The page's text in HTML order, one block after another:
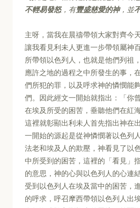
不輕易發怒，有豐盛慈愛的神，並
主呀，當我在晨禱帶領大家對齊今
讓我看見利未人更進一步帶領屬神
所帶領以色列人，也就是他們列祖
應許之地的過程之中所發生的事，
們所犯的罪，以及呼求神的憐憫能
們。因此經文一開始就指出：「你
在埃及所受的困苦，垂聽他們在紅
這裡就彰顯出利未人首先指出神在
一開始的源起是從神憐憫著以色列
法老和埃及人的欺壓，神看見了以
中所受到的困苦，這裡的「看見」
的意思，神的心與以色列人的心連
受到以色列人在埃及當中的困苦，
的呼求，呼召摩西帶領以色列人出